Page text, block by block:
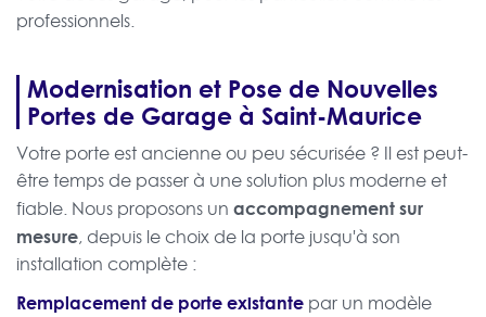
professionnels.
Modernisation et Pose de Nouvelles
Portes de Garage à Saint-Maurice
Votre porte est ancienne ou peu sécurisée ? Il est peut-
être temps de passer à une solution plus moderne et
fiable. Nous proposons un accompagnement sur
mesure, depuis le choix de la porte jusqu'à son
installation complète :
Remplacement de porte existante par un modèle